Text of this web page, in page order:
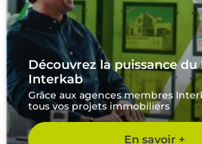
Découvrez la puissance du
Interkab
Grâce aux agences membres
tous vos projets immobiliers
En savoir +